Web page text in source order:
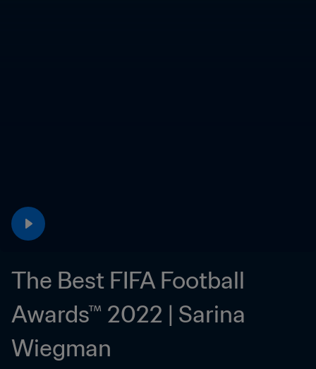
The Best FIFA Football
Awards™ 2022 | Sarina
Wiegman